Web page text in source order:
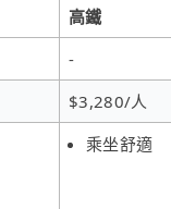
高鐵
-
$3,280/人
乘坐舒適